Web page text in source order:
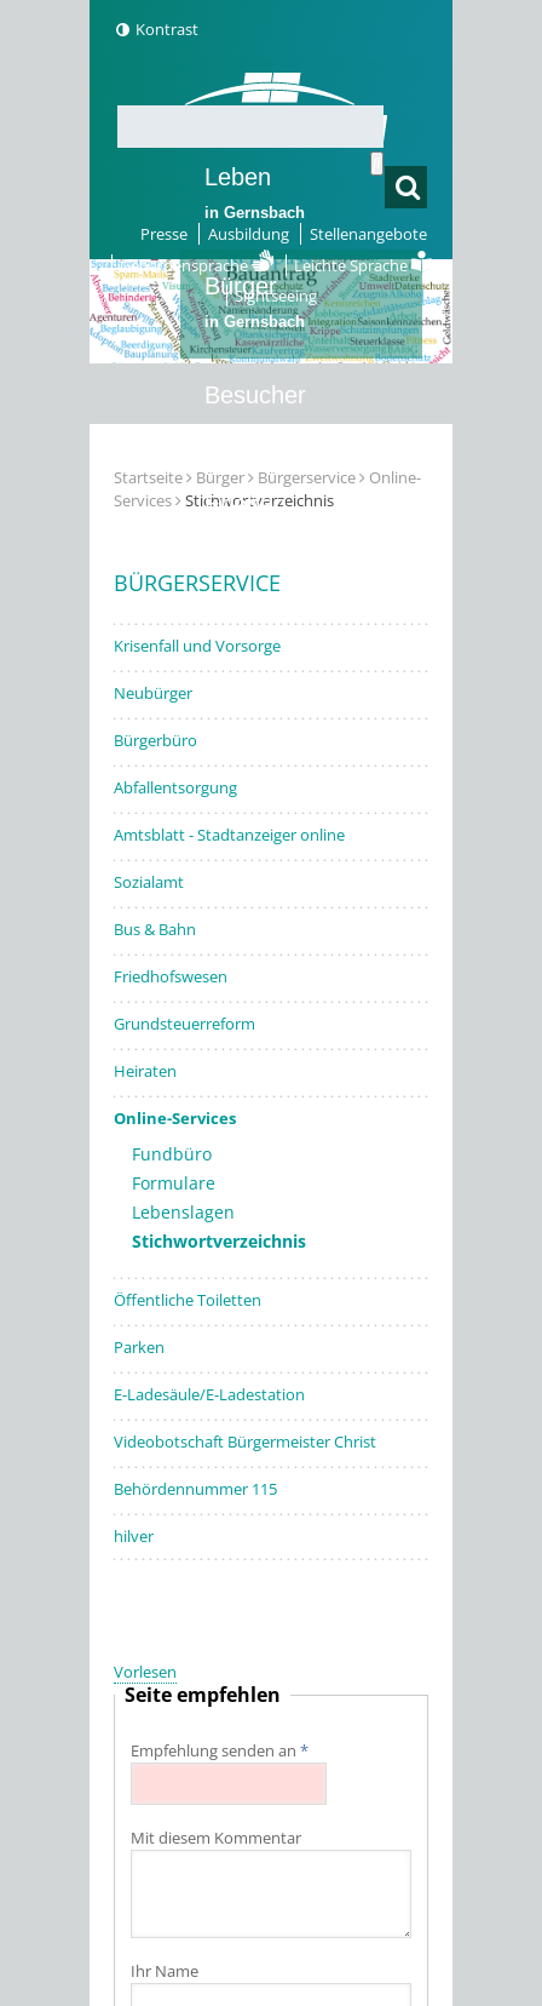
Kontrast
Presse Ausbildung
Stellenangebote
Gebärdensprache
Leichte Sprache
Sightseeing
Leben
in Gernsbach
Bürger
in Gernsbach
Besucher
Erleben
Startseite Bürger Bürgerservice
Online-
Services
Stichwortverzeichnis
BÜRGERSERVICE
Krisenfall und Vorsorge
Neubürger
Bürgerbüro
Abfallentsorgung
Amtsblatt - Stadtanzeiger online
Sozialamt
Bus & Bahn
Friedhofswesen
Grundsteuerreform
Heiraten
Online-Services
Fundbüro
Formulare
Lebenslagen
Stichwortverzeichnis
Öffentliche Toiletten
Parken
E-Ladesäule/E-Ladestation
Videobotschaft Bürgermeister Christ
Behördennummer 115
hilver
Vorlesen
Seite empfehlen
Empfehlung senden an *
Mit diesem Kommentar
Ihr Name